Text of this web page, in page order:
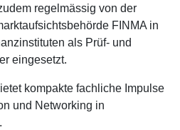
regelmässig von der
FINMA in
als Prüf- und
eingesetzt.
kompakte fachliche Impulse
und Networking in